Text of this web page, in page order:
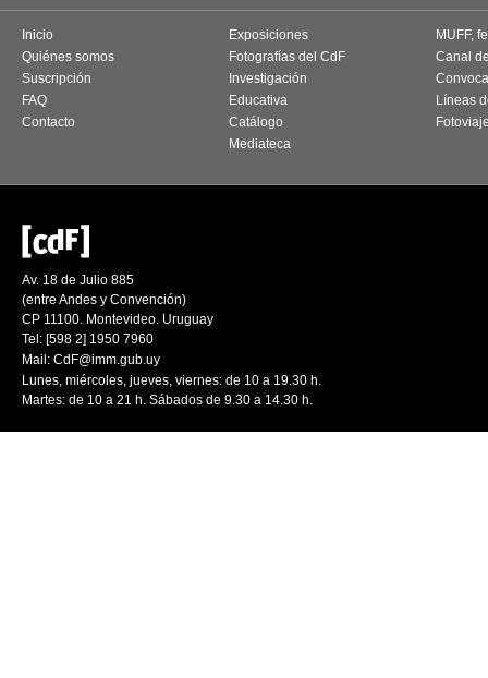
Inicio
Quiénes somos
Suscripción
FAQ
Contacto
Exposiciones
Fotografías del CdF
Investigación
Educativa
Catálogo
Mediateca
MUFF,
Canal
Líneas
Av. 18 de Julio 885
(entre Andes y Convención)
CP 11100. Montevideo. Uruguay
Tel: [598 2] 1950 7960
Mail: CdF@imm.gub.uy
Lunes, miércoles, jueves, viernes: de 10 a 19.30 h.
Martes: de 10 a 21 h. Sábados de 9.30 a 14.30 h.